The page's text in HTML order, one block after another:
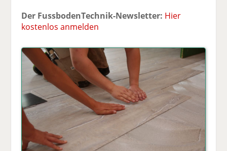
Der FussbodenTechnik-Newsletter: Hier
kostenlos anmelden